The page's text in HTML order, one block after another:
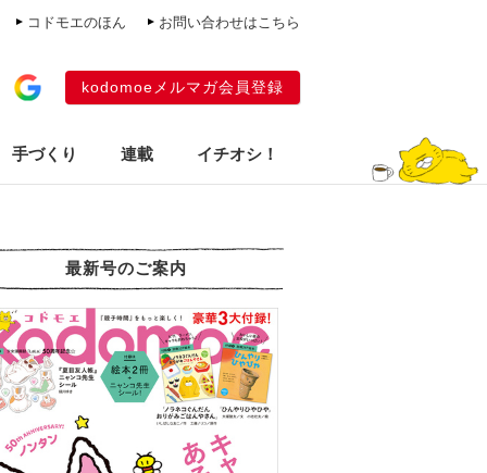
コドモエのほん お問い合わせはこちら
kodomoeメルマガ会員登録
手づくり 連載 イチオシ！
最新号のご案内